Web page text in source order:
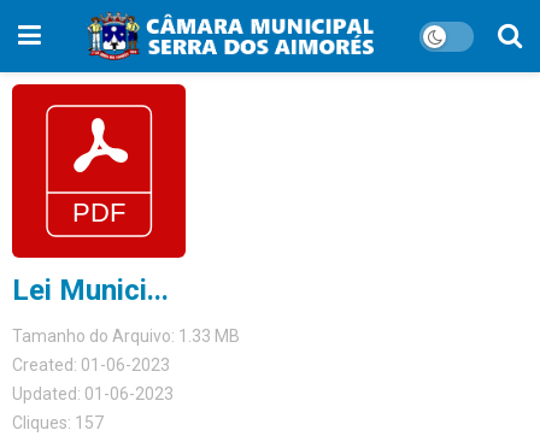
Lei Munici...
Tamanho do Arquivo: 1.33 MB
Created: 01-06-2023
Updated: 01-06-2023
Cliques: 157